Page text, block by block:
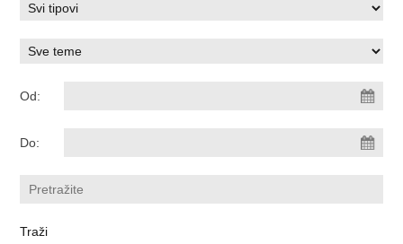
Od:
Do: